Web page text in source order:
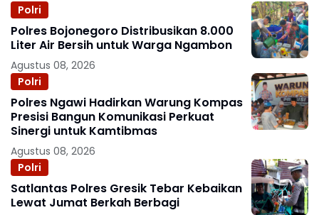
Polri
Polres Bojonegoro Distribusikan 8.000
Liter Air Bersih untuk Warga Ngambon
Agustus 08, 2026
Polri
Polres Ngawi Hadirkan Warung Kompas
Presisi Bangun Komunikasi Perkuat
Sinergi untuk Kamtibmas
Agustus 08, 2026
Polri
Satlantas Polres Gresik Tebar Kebaikan
Lewat Jumat Berkah Berbagi